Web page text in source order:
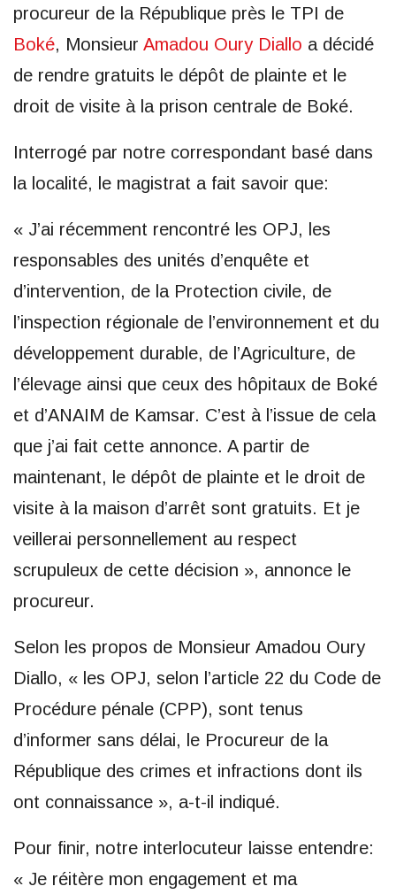
procureur de la République près le TPI de
Boké, Monsieur Amadou Oury Diallo a décidé
de rendre gratuits le dépôt de plainte et le
droit de visite à la prison centrale de Boké.
Interrogé par notre correspondant basé dans
la localité, le magistrat a fait savoir que:
« J’ai récemment rencontré les OPJ, les
responsables des unités d’enquête et
d’intervention, de la Protection civile, de
l’inspection régionale de l’environnement et du
développement durable, de l’Agriculture, de
l’élevage ainsi que ceux des hôpitaux de Boké
et d’ANAIM de Kamsar. C’est à l’issue de cela
que j’ai fait cette annonce. A partir de
maintenant, le dépôt de plainte et le droit de
visite à la maison d’arrêt sont gratuits. Et je
veillerai personnellement au respect
scrupuleux de cette décision », annonce le
procureur.
Selon les propos de Monsieur Amadou Oury
Diallo, « les OPJ, selon l’article 22 du Code de
Procédure pénale (CPP), sont tenus
d’informer sans délai, le Procureur de la
République des crimes et infractions dont ils
ont connaissance », a-t-il indiqué.
Pour finir, notre interlocuteur laisse entendre:
« Je réitère mon engagement et ma